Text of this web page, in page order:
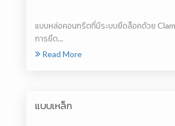
แบบหล่อคอนกรีตที่มีระบบยึดล็อคด้วย
การยึด...
Read More
แบบเหล็ก